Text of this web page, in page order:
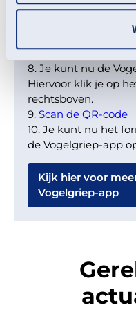
7. De GPS-locatie is
de vogel vast te
toestemming om bij
locatie te tracken.
8. Je kunt nu de
Hiervoor klik je op
rechtsboven.
9. Scan de QR-code
10. Je kunt nu het
de Vogelgriep-app
Kijk hier voor
Vogelgriep-app